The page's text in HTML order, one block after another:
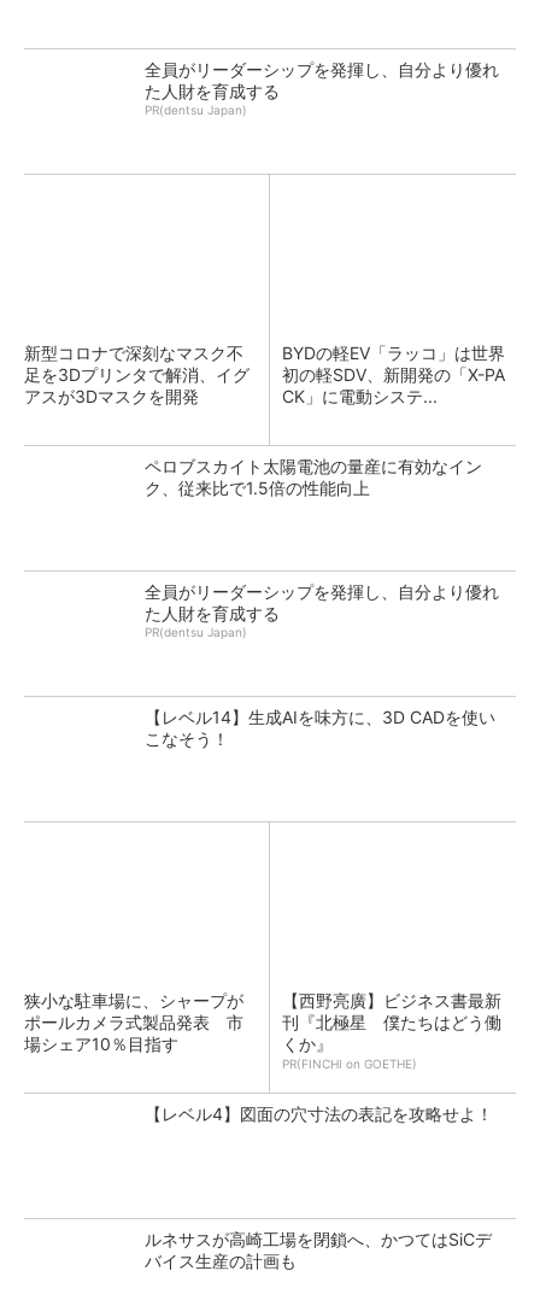
全員がリーダーシップを発揮し、自分より優れ
た人財を育成する
PR(dentsu Japan)
新型コロナで深刻なマスク不
足を3Dプリンタで解消、イグ
アスが3Dマスクを開発
BYDの軽EV「ラッコ」は世界
初の軽SDV、新開発の「X-PA
CK」に電動システ...
ペロブスカイト太陽電池の量産に有効なイン
ク、従来比で1.5倍の性能向上
全員がリーダーシップを発揮し、自分より優れ
た人財を育成する
PR(dentsu Japan)
【レベル14】生成AIを味方に、3D CADを使い
こなそう！
狭小な駐車場に、シャープが
ポールカメラ式製品発表 市
場シェア10％目指す
【西野亮廣】ビジネス書最新
刊『北極星 僕たちはどう働
くか』
PR(FINCHI on GOETHE)
【レベル4】図面の穴寸法の表記を攻略せよ！
ルネサスが高崎工場を閉鎖へ、かつてはSiCデ
バイス生産の計画も